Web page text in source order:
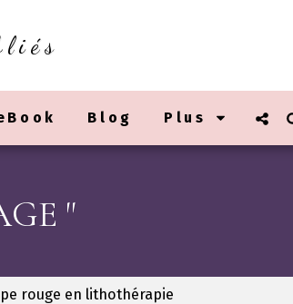
Blog Plus
"
rouge en lithothérapie